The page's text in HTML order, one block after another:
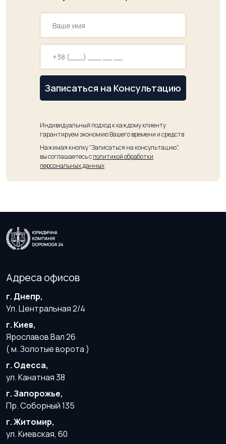
Записаться на Консультацию
Индивидуальный подход к каждому клиенту
гарантируем экономию Вашего времени и средств
Нажимая кнопку "Записаться на консультацию",
вы соглашаетесь сполитикой обработки
персональных данных
Адреса офисов
г. Днепр,
Ул. Центральная 2/4
г. Киев,
Ярославов Вал 26
( м. Золотые ворота )
г. Одесса,
ул. Канатная 38
г. Запорожье,
Пр. Соборный 135
г. Житомир,
ул. Киевская, 60